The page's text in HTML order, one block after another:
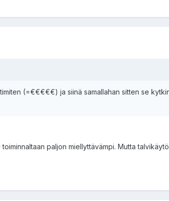
(=€€€€€) ja siinä samallahan sitten se
paljon miellyttävämpi. Mutta